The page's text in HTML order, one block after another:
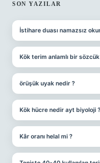
SIDEBAR
SON YAZILAR
İstihare duası namazsız
Kök terim anlamlı bir
örüşük uyak nedir ?
Kök hücre nedir ayt biyoloji ?
Kâr oranı helal mi ?